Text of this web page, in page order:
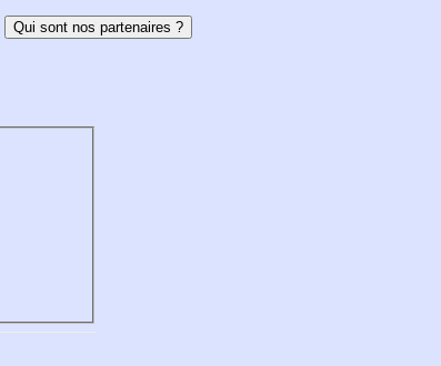
Qui sont nos partenaires ?